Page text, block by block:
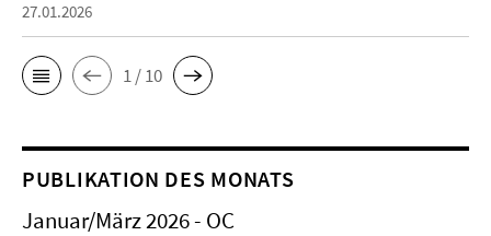
27.01.2026
1 / 10
PUBLIKATION DES MONATS
Januar/März 2026 - OC